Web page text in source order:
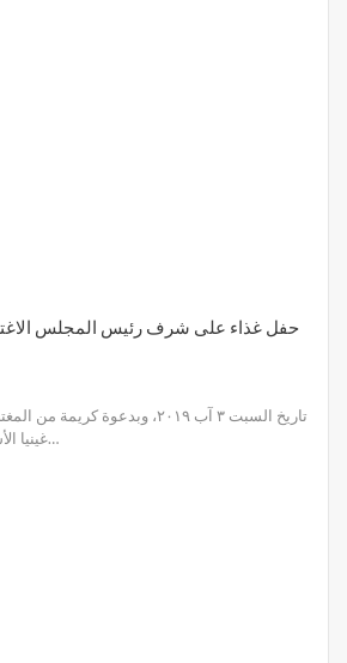
حفل غذاء على شرف رئيس المجلس
تاريخ السبت ٣ آب ٢٠١٩، وبدعوة
غينيا…